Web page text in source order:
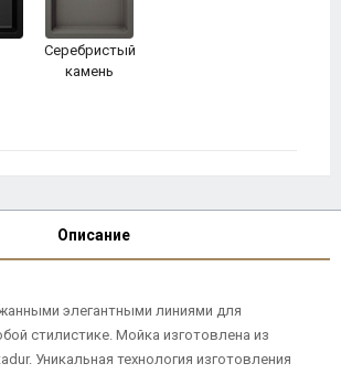
Серебристый
камень
Описание
элегантными линиями для
стилистике. Мойка изготовлена из
Уникальная технология изготовления